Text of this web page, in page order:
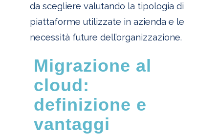
da scegliere valutando la tipologia di
piattaforme utilizzate in azienda e le
necessità future dell’organizzazione.
Migrazione al
cloud:
definizione e
vantaggi